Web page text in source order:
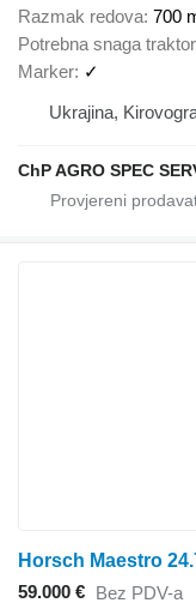
Razmak redova 700
Potrebna snaga
Marker ✓
Ukrajina,
ChP AGRO SPEC
Horsch Maestro
59.000 € Bez PDV-a